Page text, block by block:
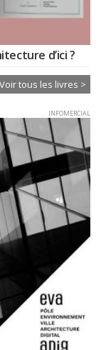
d’ici ?
Voir tous les livres >
INFOMERCIAL